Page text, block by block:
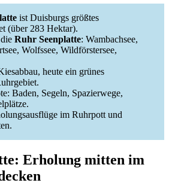
ist Duisburgs größtes
(über 283 Hektar).
Ruhr Seenplatte: Wambachsee,
Wolfssee, Wildförstersee,
heute ein grünes
Baden, Segeln, Spazierwege,
im Ruhrpott und
Erholung mitten im